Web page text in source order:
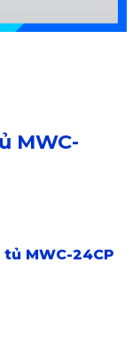
MWC-
MWC-24CP